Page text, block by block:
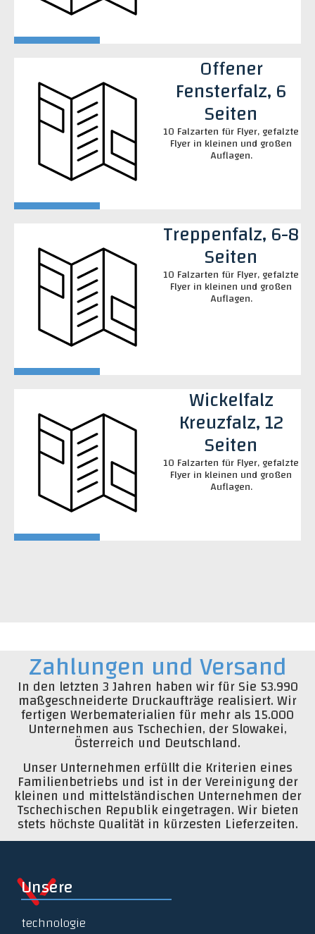
Offener
Fensterfalz, 6
Seiten
10 Falzarten für Flyer, gefalzte
Flyer in kleinen und großen
Auflagen.
Treppenfalz, 6-8
Seiten
10 Falzarten für Flyer, gefalzte
Flyer in kleinen und großen
Auflagen.
Wickelfalz
Kreuzfalz, 12
Seiten
10 Falzarten für Flyer, gefalzte
Flyer in kleinen und großen
Auflagen.
Zahlungen und Versand
In den letzten 3 Jahren haben wir für Sie 53.990
maßgeschneiderte Druckaufträge realisiert. Wir
fertigen Werbematerialien für mehr als 15.000
Unternehmen aus Tschechien, der Slowakei,
Österreich und Deutschland.
Unser Unternehmen erfüllt die Kriterien eines
Familienbetriebs und ist in der Vereinigung der
kleinen und mittelständischen Unternehmen der
Tschechischen Republik eingetragen. Wir bieten
stets höchste Qualität in kürzesten Lieferzeiten.
Unsere
technologie